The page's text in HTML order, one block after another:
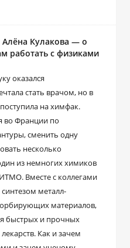
Алёна Кулакова ― о
работать с физиками
оказался
стать врачом, но в
на химфак.
во Франции по
сменить одну
несколько
из немногих химиков
Вместе с коллегами
металл-
материалов,
быстрых и прочных
Как и зачем